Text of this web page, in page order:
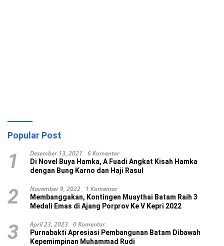
Popular Post
1 Desember 13, 2021 6 Komentar
Di Novel Buya Hamka, A Fuadi Angkat Kisah Hamka
dengan Bung Karno dan Haji Rasul
2 November 9, 2022 1 Komentar
Membanggakan, Kontingen Muaythai Batam Raih 3
Medali Emas di Ajang Porprov Ke V Kepri 2022
3 April 23, 2023 0 Komentar
Purnabakti Apresiasi Pembangunan Batam Dibawah
Kepemimpinan Muhammad Rudi